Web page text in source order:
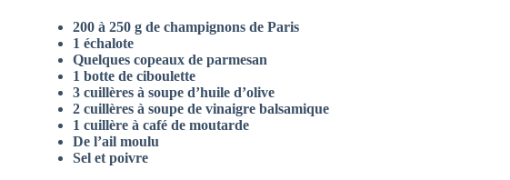
200 à 250 g de champignons de Paris
1 échalote
Quelques copeaux de parmesan
1 botte de ciboulette
3 cuillères à soupe d’huile d’olive
2 cuillères à soupe de vinaigre balsamique
1 cuillère à café de moutarde
De l’ail moulu
Sel et poivre